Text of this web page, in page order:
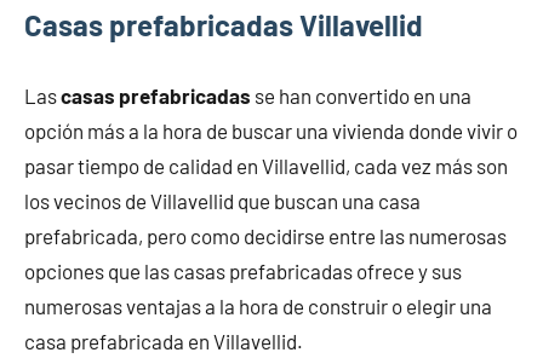
Casas prefabricadas Villavellid
Lascasas prefabricadas se han convertido en una
opción más a la hora de buscar una vivienda donde vivir o
pasar tiempo de calidad en Villavellid, cada vez más son
los vecinos de Villavellid que buscan una casa
prefabricada, pero como decidirse entre las numerosas
opciones que las casas prefabricadas ofrece y sus
numerosas ventajas a la hora de construir o elegir una
casa prefabricada en Villavellid.